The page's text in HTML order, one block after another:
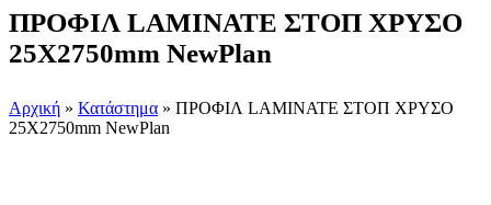
ΠΡΟΦΙΛ LAMINATE ΣΤΟΠ ΧΡΥΣΟ
25X2750mm NewPlan
Αρχική » Κατάστημα » ΠΡΟΦΙΛ LAMINATE ΣΤΟΠ ΧΡΥΣΟ
25X2750mm NewPlan